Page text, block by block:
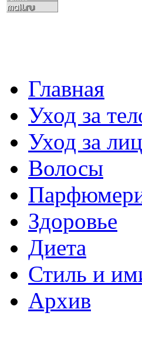
Главная
Уход за
Уход за
Волосы
Здоровье
Диета
Стиль и
Архив